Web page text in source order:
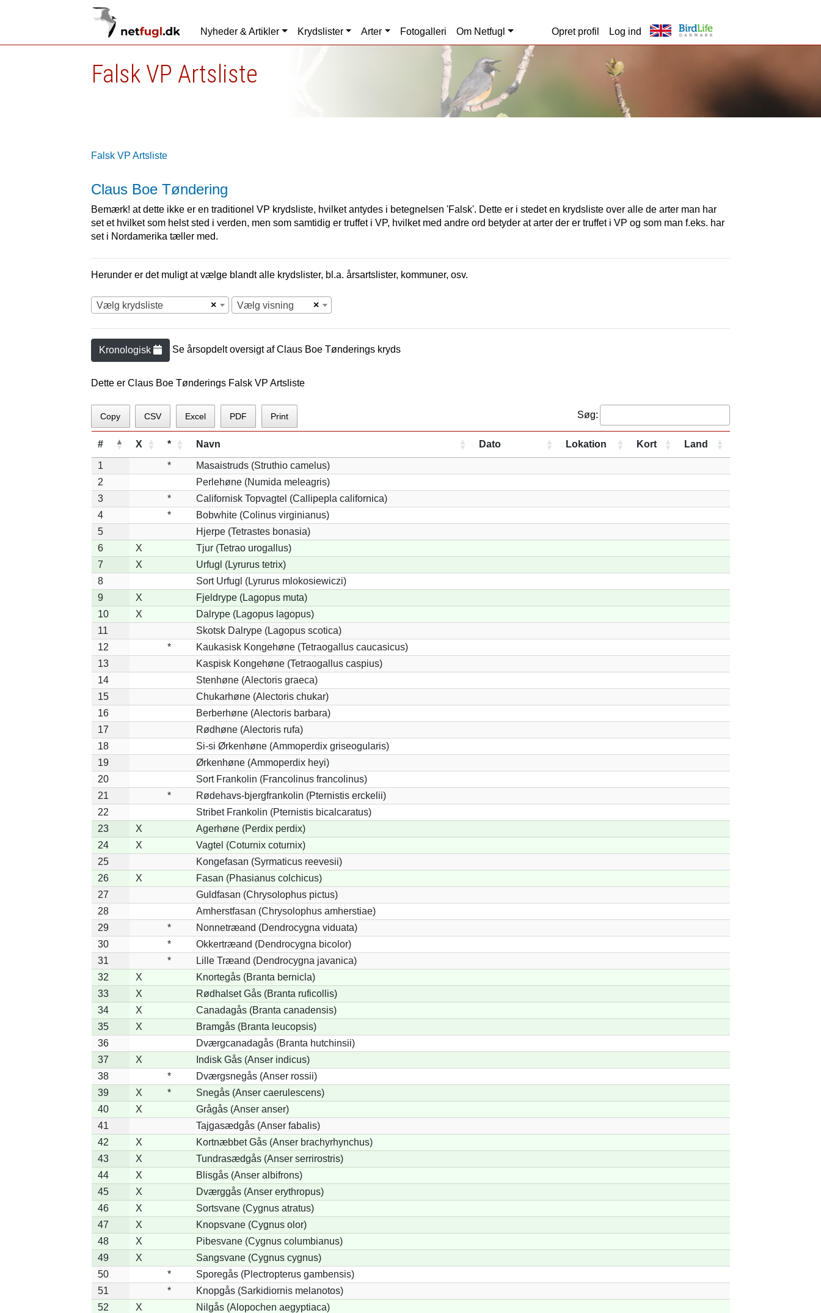
Nyheder & Artikler Krydslister Arter Fotogalleri Om Netfugl Opret profil Log ind
Falsk VP Artsliste
Falsk VP Artsliste
Claus Boe Tøndering
Bemærk! at dette ikke er en traditionel VP krydsliste, hvilket antydes i betegnelsen 'Falsk'. Dette er i stedet en krydsliste over alle de arter man har
set et hvilket som helst sted i verden, men som samtidig er truffet i VP, hvilket med andre ord betyder at arter der er truffet i VP og som man f.eks. har
set i Nordamerika tæller med.
Herunder er det muligt at vælge blandt alle krydslister, bl.a. årsartslister, kommuner, osv.
×
Vælg krydsliste ×
Vælg visning
Kronologisk Se årsopdelt oversigt afClaus Boe Tønderings kryds
Dette er Claus Boe Tønderings Falsk VP Artsliste
Copy CSV Excel PDF Print Søg:
# X * Navn Dato Lokation Kort Land
1 *
Masaistruds (Struthio camelus)
2
Perlehøne (Numida meleagris)
3
*
Californisk Topvagtel (Callipepla californica)
4
*
Bobwhite (Colinus virginianus)
5
Hjerpe (Tetrastes bonasia)
6
X
Tjur (Tetrao urogallus)
7
X
Urfugl (Lyrurus tetrix)
8
Sort Urfugl (Lyrurus mlokosiewiczi)
9
X
Fjeldrype (Lagopus muta)
10
X
Dalrype (Lagopus lagopus)
11
Skotsk Dalrype (Lagopus scotica)
12
*
Kaukasisk Kongehøne (Tetraogallus caucasicus)
13
Kaspisk Kongehøne (Tetraogallus caspius)
14
Stenhøne (Alectoris graeca)
15
Chukarhøne (Alectoris chukar)
16
Berberhøne (Alectoris barbara)
17
Rødhøne (Alectoris rufa)
18
Si-si Ørkenhøne (Ammoperdix griseogularis)
19
Ørkenhøne (Ammoperdix heyi)
20
Sort Frankolin (Francolinus francolinus)
21
*
Rødehavs-bjergfrankolin (Pternistis erckelii)
22
Stribet Frankolin (Pternistis bicalcaratus)
23
X
Agerhøne (Perdix perdix)
24
X
Vagtel (Coturnix coturnix)
25
Kongefasan (Syrmaticus reevesii)
26
X
Fasan (Phasianus colchicus)
27
Guldfasan (Chrysolophus pictus)
28
Amherstfasan (Chrysolophus amherstiae)
29
*
Nonnetræand (Dendrocygna viduata)
30
*
Okkertræand (Dendrocygna bicolor)
31
*
Lille Træand (Dendrocygna javanica)
32
X
Knortegås (Branta bernicla)
33
X
Rødhalset Gås (Branta ruficollis)
34
X
Canadagås (Branta canadensis)
35
X
Bramgås (Branta leucopsis)
36
Dværgcanadagås (Branta hutchinsii)
37
X
Indisk Gås (Anser indicus)
38
*
Dværgsnegås (Anser rossii)
39
X *
Snegås (Anser caerulescens)
40
X
Grågås (Anser anser)
41
Tajgasædgås (Anser fabalis)
42
X
Kortnæbbet Gås (Anser brachyrhynchus)
43
X
Tundrasædgås (Anser serrirostris)
44
X
Blisgås (Anser albifrons)
45
X
Dværggås (Anser erythropus)
46
X
Sortsvane (Cygnus atratus)
47
X
Knopsvane (Cygnus olor)
48
X
Pibesvane (Cygnus columbianus)
49
X
Sangsvane (Cygnus cygnus)
50
*
Sporegås (Plectropterus gambensis)
51
*
Knopgås (Sarkidiornis melanotos)
52
X
Nilgås (Alopochen aegyptiaca)